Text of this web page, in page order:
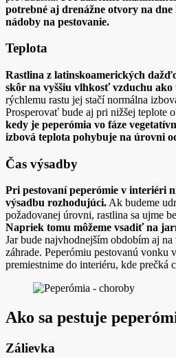
potrebné aj drenážne otvory na dne
nádoby na pestovanie.
Teplota
Rastlina z latinskoamerických
skôr na vyššiu vlhkosť vzduchu ako
rýchlemu rastu jej stačí normálna
Prosperovať bude aj pri nižšej teplote
kedy je peperómia vo fáze
izbová teplota pohybuje na úrovni
Čas výsadby
Pri pestovaní peperómie v interiéri
výsadbu rozhodujúci. Ak budeme
požadovanej úrovni, rastlina sa ujme
Napriek tomu môžeme vsadiť na
Jar bude najvhodnejším obdobím aj
záhrade. Peperómiu pestovanú vonku
premiestnime do interiéru, kde prečká
Ako sa pestuje
Zálievka